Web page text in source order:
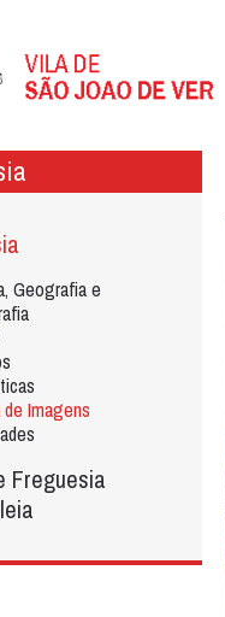
Geografia e
Imagens
Freguesia